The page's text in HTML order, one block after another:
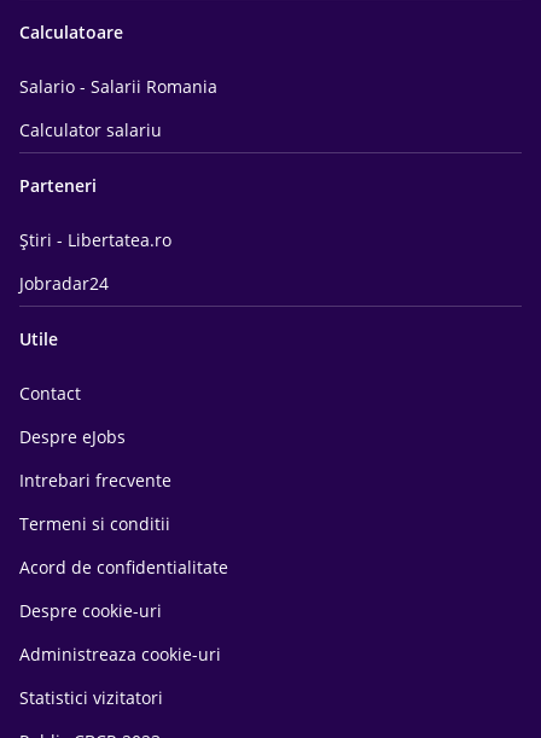
Calculatoare
Salario - Salarii Romania
Calculator salariu
Parteneri
Știri - Libertatea.ro
Jobradar24
Utile
Contact
Despre eJobs
Intrebari frecvente
Termeni si conditii
Acord de confidentialitate
Despre cookie-uri
Administreaza cookie-uri
Statistici vizitatori